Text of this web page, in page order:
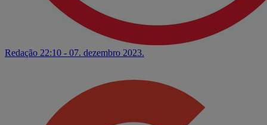
Redação 22:10 - 07. dezembro 2023.